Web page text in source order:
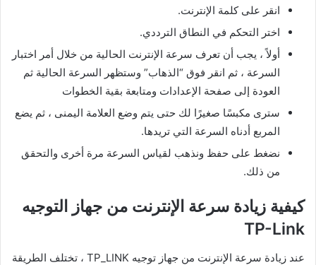
انقر على كلمة الإنترنت.
اختر التحكم في النطاق الترددي.
أولاً ، يجب أن تعرف سرعة الإنترنت الحالية من خلال أمر اختبار
السرعة ، ثم انقر فوق “الذهاب” وستظهر السرعة الحالية ثم
العودة إلى صفحة الإعدادات ومتابعة بقية الخطوات
سترى مكبسًا صغيرًا لك حتى يتم وضع العلامة اليمنى ، ثم يضع
المربع أدناه السرعة التي تريدها.
نضغط على حفظ ونذهب لقياس السرعة مرة أخرى والتحقق
من ذلك.
كيفية زيادة سرعة الإنترنت من جهاز التوجيه
TP-Link
عند زيادة سرعة الإنترنت من جهاز توجيه TP_LINK ، تختلف الطريقة